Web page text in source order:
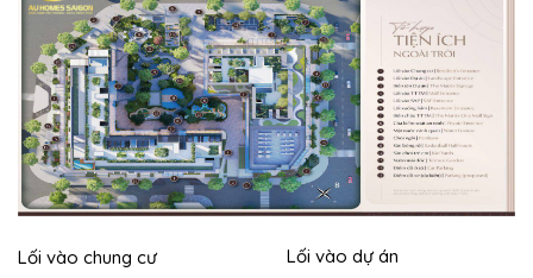
Lối vào chung cư Lối vào dự án